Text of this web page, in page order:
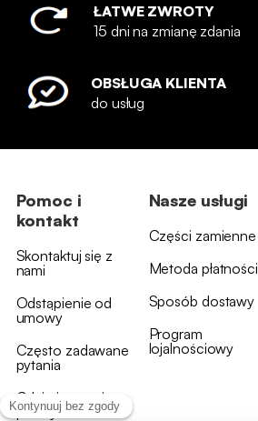
ŁATWE ZWROTY
15 dni na zmianę zdania
OBSŁUGA KLIENTA
do usług
Pomoc i
kontakt
Skontaktuj się z
nami
Odstąpienie od
umowy
Często zadawane
pytania
Gdzie jest moja
przesyłka?
Nasze usługi
Części zamienne
Metoda płatności
Sposób dostawy
Program
lojalnościowy